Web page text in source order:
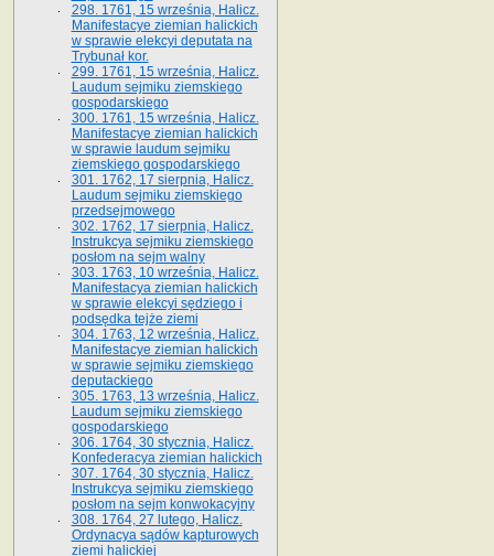
298. 1761, 15 września, Halicz.
Manifestacye ziemian halickich
w sprawie elekcyi deputata na
Trybunał kor.
299. 1761, 15 września, Halicz.
Laudum sejmiku ziemskiego
gospodarskiego
300. 1761, 15 września, Halicz.
Manifestacye ziemian halickich
w sprawie laudum sejmiku
ziemskiego gospodarskiego
301. 1762, 17 sierpnia, Halicz.
Laudum sejmiku ziemskiego
przedsejmowego
302. 1762, 17 sierpnia, Halicz.
Instrukcya sejmiku ziemskiego
posłom na sejm walny
303. 1763, 10 września, Halicz.
Manifestacya ziemian halickich
w sprawie elekcyi sędziego i
podsędka tejże ziemi
304. 1763, 12 września, Halicz.
Manifestacye ziemian halickich
w sprawie sejmiku ziemskiego
deputackiego
305. 1763, 13 września, Halicz.
Laudum sejmiku ziemskiego
gospodarskiego
306. 1764, 30 stycznia, Halicz.
Konfederacya ziemian halickich
307. 1764, 30 stycznia, Halicz.
Instrukcya sejmiku ziemskiego
posłom na sejm konwokacyjny
308. 1764, 27 lutego, Halicz.
Ordynacya sądów kapturowych
ziemi halickiej